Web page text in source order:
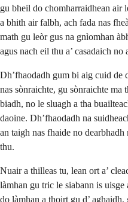
gu bheil do chomharraidhean air
a bhith air falbh, ach fada nas
math gu leòr gus na gnìomhan
agus nach eil thu a’ casadaich no
Dh’fhaodadh gum bi aig cuid de
nas sònraichte, gu sònraichte ma
biadh, no le sluagh a tha
daoine. Dh’fhaodadh na
an taigh nas fhaide no
thu.
Nuair a thilleas tu, lean ort a’
làmhan gu tric le siabann is
do làmhan a thoirt gu d’